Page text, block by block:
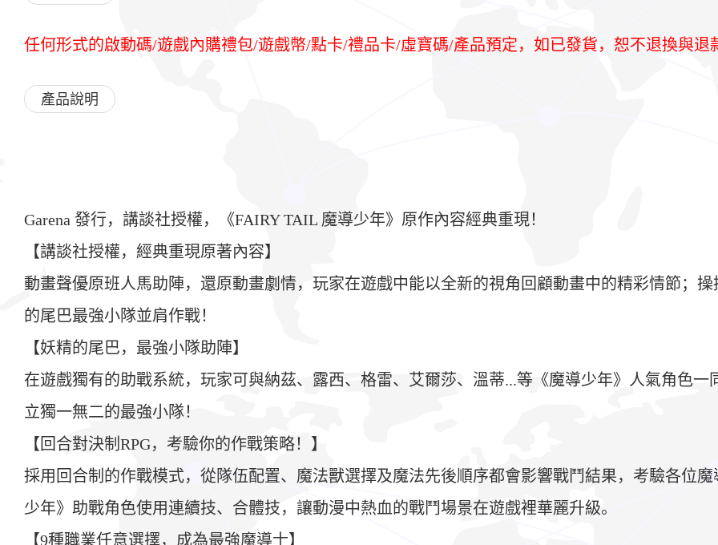
任何形式的啟動碼/遊戲內購禮包/遊戲幣/點卡/禮品卡/虛寶碼/產品預定，如已發貨，恕不退換與退
產品說明
Garena 發行，講談社授權，《FAIRY TAIL 魔導少年》原作內容經典重現！
【講談社授權，經典重現原著內容】
動畫聲優原班人馬助陣，還原動畫劇情，玩家在遊戲中能以全新的視角回顧動畫中的精彩情節；
的尾巴最強小隊並肩作戰！
【妖精的尾巴，最強小隊助陣】
在遊戲獨有的助戰系統，玩家可與納茲、露西、格雷、艾爾莎、溫蒂...等《魔導少年》人氣角色
立獨一無二的最強小隊！
【回合對決制RPG，考驗你的作戰策略！】
採用回合制的作戰模式，從隊伍配置、魔法獸選擇及魔法先後順序都會影響戰鬥結果，考驗各位
少年》助戰角色使用連續技、合體技，讓動漫中熱血的戰鬥場景在遊戲裡華麗升級。
【9種職業任意選擇，成為最強魔導士】